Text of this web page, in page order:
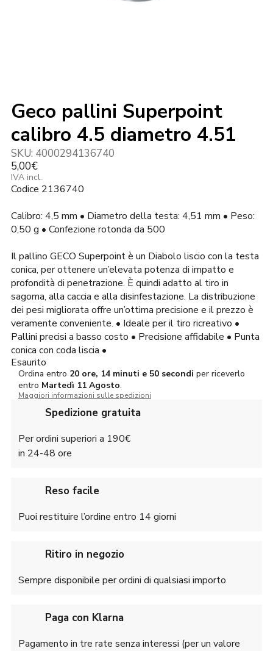
Geco pallini Superpoint
calibro 4.5 diametro 4.51
SKU: 4000294136740
5,00€
IVA incl.
Codice 2136740
Calibro: 4,5 mm • Diametro della testa: 4,51 mm • Peso:
0,50 g • Confezione rotonda da 500
Il pallino GECO Superpoint è un Diabolo liscio con la testa
conica, per ottenere un’elevata potenza di impatto e
profondità di penetrazione. È quindi adatto al tiro in
sagoma, alla caccia e alla disinfestazione. La distribuzione
dei pesi migliorata offre un’ottima precisione e il prezzo è
veramente conveniente. • Ideale per il tiro ricreativo •
Pallini precisi a basso costo • Precisione affidabile • Punta
conica con coda liscia •
Esaurito
Ordina entro 20 ore, 14 minuti e 49 secondi per riceverlo
entro Martedì 11 Agosto.
Maggiori informazioni sulle spedizioni
Spedizione gratuita
Per ordini superiori a 190€
in 24-48 ore
Reso facile
Puoi restituire l’ordine entro 14 giorni
Ritiro in negozio
Sempre disponibile per ordini di qualsiasi importo
Paga con Klarna
Pagamento in tre rate senza interessi (per un valore